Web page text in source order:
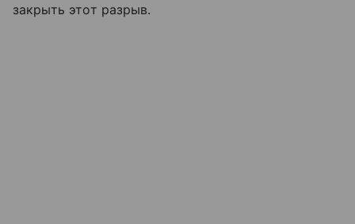
закрыть этот разрыв.